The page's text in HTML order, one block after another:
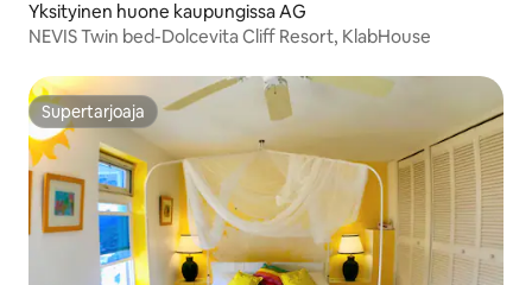
Yksityinen huone kaupungissa AG
NEVIS Twin bed-Dolcevita Cliff Resort, KlabHouse
Supertarjoaja
Supertarjoaja